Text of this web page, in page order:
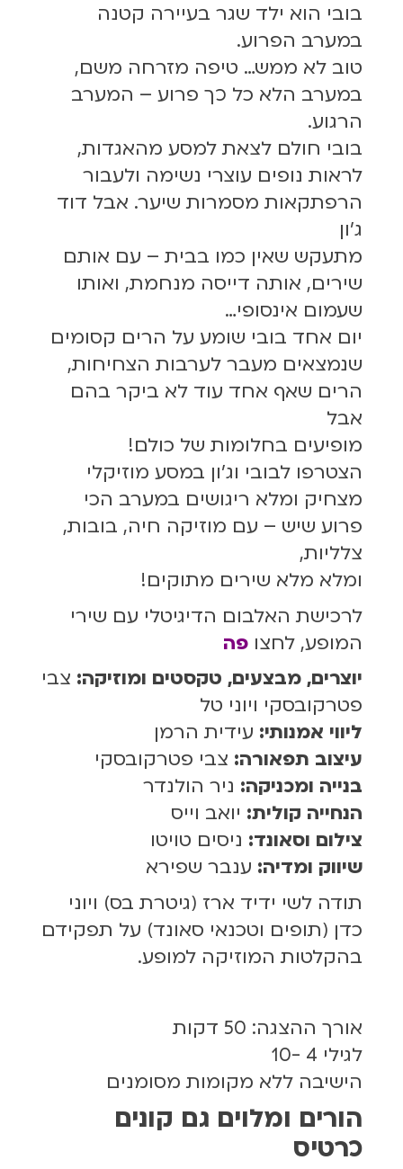
בובי הוא ילד שגר בעיירה קטנה
במערב הפרוע.
טוב לא ממש… טיפה מזרחה משם,
במערב הלא כל כך פרוע – המערב
הרגוע.
בובי חולם לצאת למסע מהאגדות,
לראות נופים עוצרי נשימה ולעבור
הרפתקאות מסמרות שיער. אבל דוד
ג'ון
מתעקש שאין כמו בבית – עם אותם
שירים, אותה דייסה מנחמת, ואותו
שעמום אינסופי…
יום אחד בובי שומע על הרים קסומים
שנמצאים מעבר לערבות הצחיחות,
הרים שאף אחד עוד לא ביקר בהם
אבל
מופיעים בחלומות של כולם!
הצטרפו לבובי וג'ון במסע מוזיקלי
מצחיק ומלא ריגושים במערב הכי
פרוע שיש – עם מוזיקה חיה, בובות,
צלליות,
ומלא מלא שירים מתוקים!
לרכישת האלבום הדיגיטלי עם שירי
המופע, לחצו פה
יוצרים, מבצעים, טקסטים ומוזיקה: צבי
פטרקובסקי ויוני טל
ליווי אמנותי: עידית הרמן
עיצוב תפאורה: צבי פטרקובסקי
בנייה ומכניקה: ניר הולנדר
הנחייה קולית: יואב וייס
צילום וסאונד: ניסים טויטו
שיווק ומדיה: ענבר שפירא
תודה לשי ידיד ארז (גיטרת בס) ויוני
כדן (תופים וטכנאי סאונד) על תפקידם
בהקלטות המוזיקה למופע.
אורך ההצגה: 50 דקות
לגילי 4 -10
הישיבה ללא מקומות מסומנים
הורים ומלוים גם קונים
כרטיס